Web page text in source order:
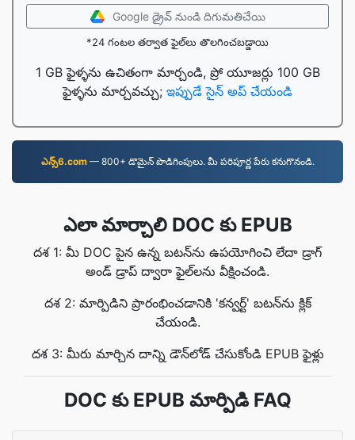
Google డ్రైవ్ నుండి దిగుమతిచేయి
*24 గంటల తర్వాత ఫైల్‌లు తొలగించబడ్డాయి
1 GB ఫైళ్ళను ఉచితంగా మార్చండి, ప్రో యూజర్లు 100 GB
ఫైళ్ళను మార్చవచ్చు; ఇప్పుడే సైన్ అప్ చేయండి
ఎన్స్6.com—⁠ 800+ డొమైన్ పొడిగింపులు. మీ పరిపూర్ణ పేరు కనుగొనండి.
ఎలా మార్చాలి DOC కు EPUB
దశ 1: మీ DOC పైన ఉన్న బటన్‌ను ఉపయోగించి లేదా డ్రాగ్
అండ్ డ్రాప్ ద్వారా ఫైల్‌లను వీక్షించండి.
దశ 2: మార్పిడిని ప్రారంభించడానికి 'కన్వర్ట్' బటన్‌ను క్లిక్
చేయండి.
దశ 3: మీరు మార్చిన దాన్ని డౌన్‌లోడ్ చేసుకోండి EPUB ఫైళ్లు
DOC కు EPUB మార్పిడి FAQ